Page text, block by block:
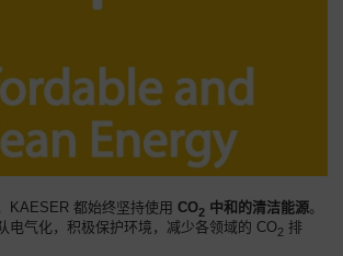
KAESER 都始终坚持使用 CO2 中和的清洁能源。
电气化，积极保护环境，减少各领域的 CO2 排